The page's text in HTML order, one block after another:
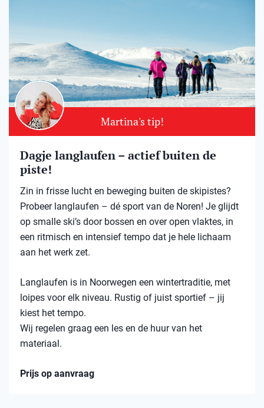
Martina's tip!
Dagje langlaufen – actief buiten de
piste!
Zin in frisse lucht en beweging buiten de skipistes?
Probeer langlaufen – dé sport van de Noren! Je glijdt
op smalle ski’s door bossen en over open vlaktes, in
een ritmisch en intensief tempo dat je hele lichaam
aan het werk zet.
Langlaufen is in Noorwegen een wintertraditie, met
loipes voor elk niveau. Rustig of juist sportief – jij
kiest het tempo.
Wij regelen graag een les en de huur van het
materiaal.
Prijs op aanvraag